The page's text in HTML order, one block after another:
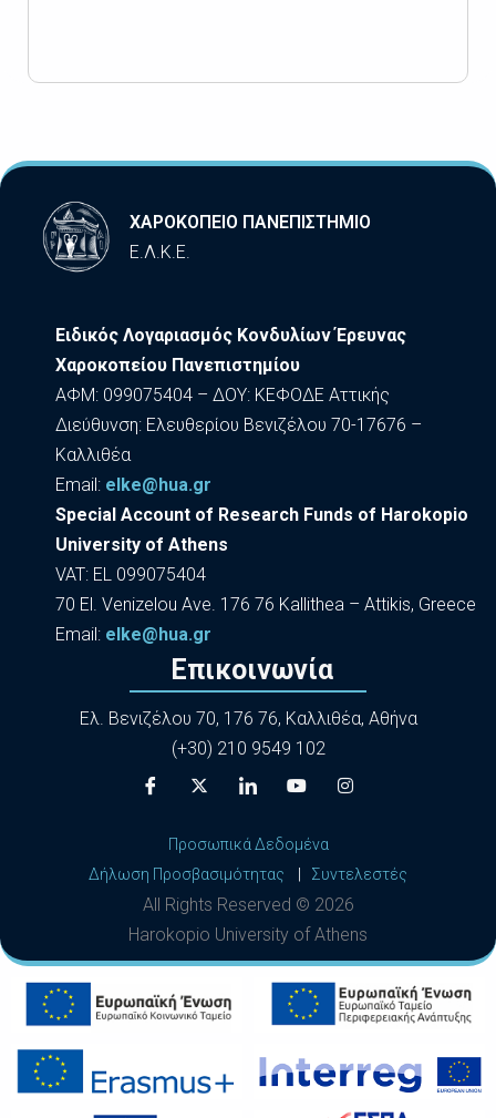
ΧΑΡΟΚΟΠΕΙΟ ΠΑΝΕΠΙΣΤΗΜΙΟ
Ε.Λ.Κ.Ε.
Ειδικός Λογαριασμός Κονδυλίων Έρευνας
Χαροκοπείου Πανεπιστημίου
ΑΦΜ: 099075404 – ΔΟΥ: ΚΕΦΟΔΕ Αττικής
Διεύθυνση: Ελευθερίου Βενιζέλου 70-17676 –
Καλλιθέα
Εmail: elke@hua.gr
Special Account of Research Funds of Harokopio
University of Athens
VAT: EL 099075404
70 El. Venizelou Ave. 176 76 Kallithea – Attikis, Greece
Εmail: elke@hua.gr
Επικοινωνία
Ελ. Βενιζέλου 70, 176 76, Καλλιθέα, Αθήνα
(+30) 210 9549 102
Προσωπικά Δεδομένα
Δήλωση Προσβασιμότητας
Συντελεστές
All Rights Reserved © 2026
Harokopio University of Athens